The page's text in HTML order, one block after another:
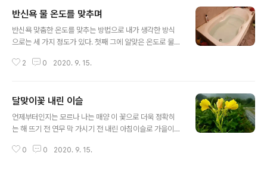
반신욕 물 온도를 맞추며
반신욕 맞춤한 온도를 맞추는 방법으로 내가 생각한 방식
으로는 세 가지 정도가 있다. 첫째 그에 알맞은 온도로 물을
찬물을 적절히 섞어 맞춤한다. 이 셋 중에 세번째가 젤로 손
2 0 2020. 9. 15.
달맞이꽃 내린 이슬
언제부터인지는 모르나 나는 매양 이 꽃으로 더욱 정확히
는 해 뜨기 전 연무 막 가시기 전 내린 아침이슬로 가을이
이슬 덮은 달맞이꽃은 황홀이다. 가을은 달맞이꽃 이슬과
0 0 2020. 9. 15.